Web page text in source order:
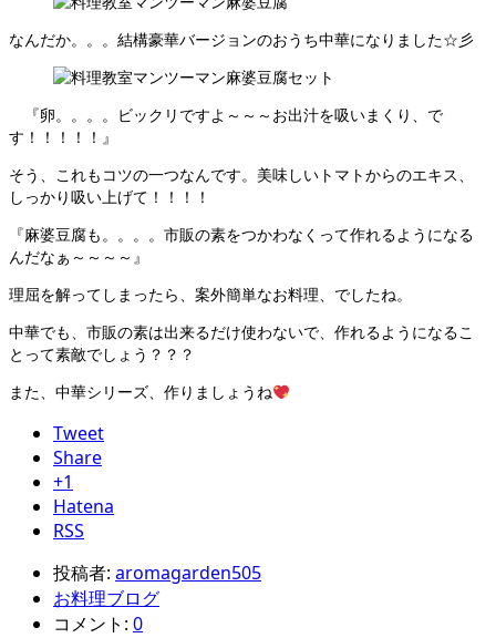
なんだか。。。結構豪華バージョンのおうち中華になりました☆彡
『卵。。。。ビックリですよ～～～お出汁を吸いまくり、で
す！！！！！』
そう、これもコツの一つなんです。美味しいトマトからのエキス、
しっかり吸い上げて！！！！
『麻婆豆腐も。。。。市販の素をつかわなくって作れるようになる
んだなぁ～～～～』
理屈を解ってしまったら、案外簡単なお料理、でしたね。
中華でも、市販の素は出来るだけ使わないで、作れるようになるこ
とって素敵でしょう？？？
また、中華シリーズ、作りましょうね
Tweet
Share
+1
Hatena
RSS
投稿者: aromagarden505
お料理ブログ
コメント: 0